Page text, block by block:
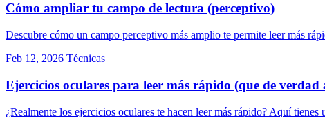
Cómo ampliar tu campo de lectura (perceptivo)
Descubre cómo un campo perceptivo más amplio te permite leer más
Feb 12, 2026 Técnicas
Ejercicios oculares para leer más rápido (que de verdad
¿Realmente los ejercicios oculares te hacen leer más rápido? Aquí